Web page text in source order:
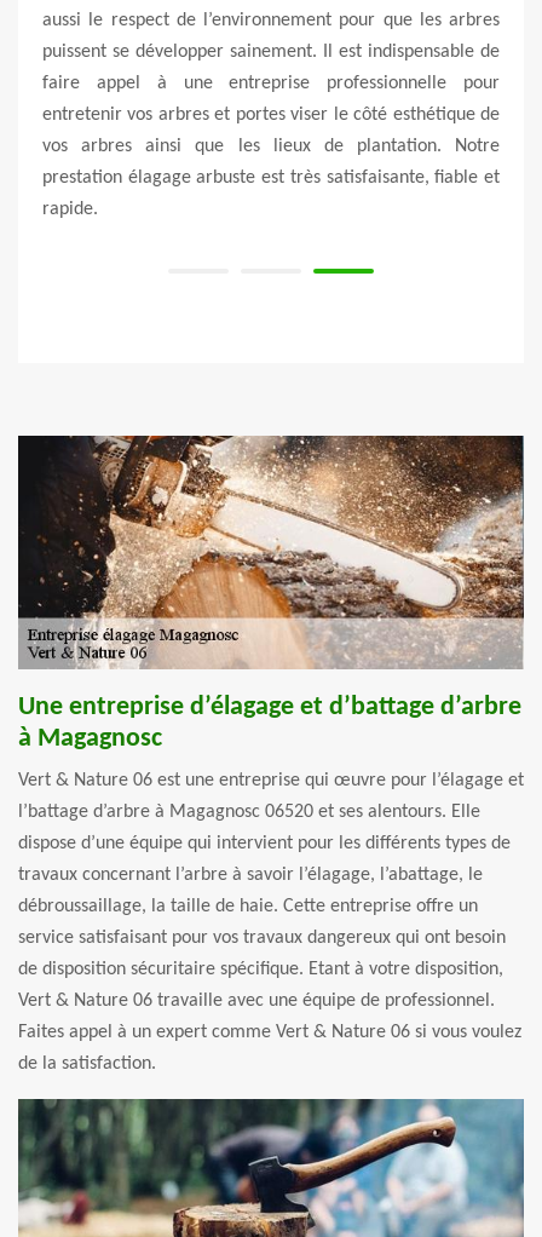
aussi le respect de l’environnement pour que les arbres
puissent se développer sainement. Il est indispensable de
faire appel à une entreprise professionnelle pour
entretenir vos arbres et portes viser le côté esthétique de
vos arbres ainsi que les lieux de plantation. Notre
prestation élagage arbuste est très satisfaisante, fiable et
rapide.
Une entreprise d’élagage et d’battage d’arbre
à Magagnosc
Vert & Nature 06 est une entreprise qui œuvre pour l’élagage et
l’battage d’arbre à Magagnosc 06520 et ses alentours. Elle
dispose d’une équipe qui intervient pour les différents types de
travaux concernant l’arbre à savoir l’élagage, l’abattage, le
débroussaillage, la taille de haie. Cette entreprise offre un
service satisfaisant pour vos travaux dangereux qui ont besoin
de disposition sécuritaire spécifique. Etant à votre disposition,
Vert & Nature 06 travaille avec une équipe de professionnel.
Faites appel à un expert comme Vert & Nature 06 si vous voulez
de la satisfaction.